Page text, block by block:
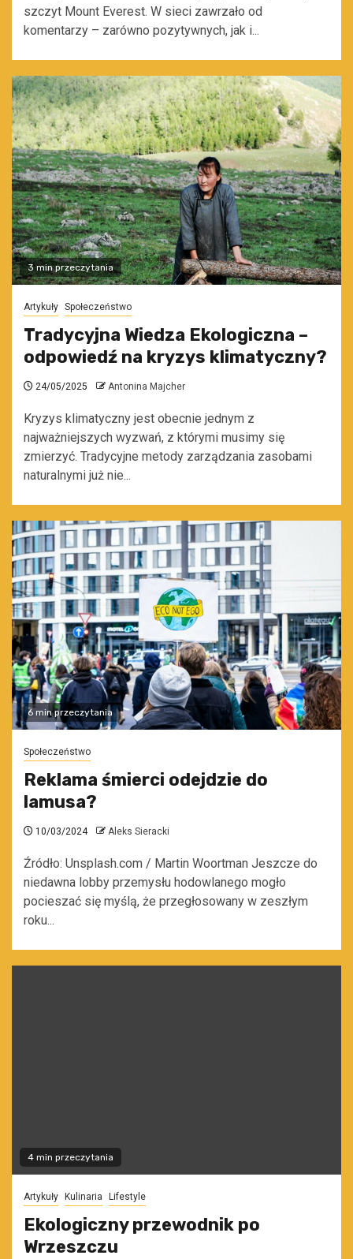
szczyt Mount Everest. W sieci zawrzało od
komentarzy – zarówno pozytywnych, jak i...
3 min przeczytania
Artykuły Społeczeństwo
Tradycyjna Wiedza Ekologiczna –
odpowiedź na kryzys klimatyczny?
24/05/2025 Antonina Majcher
Kryzys klimatyczny jest obecnie jednym z
najważniejszych wyzwań, z którymi musimy się
zmierzyć. Tradycyjne metody zarządzania zasobami
naturalnymi już nie...
6 min przeczytania
Społeczeństwo
Reklama śmierci odejdzie do
lamusa?
10/03/2024 Aleks Sieracki
Źródło: Unsplash.com / Martin Woortman Jeszcze do
niedawna lobby przemysłu hodowlanego mogło
pocieszać się myślą, że przegłosowany w zeszłym
roku...
4 min przeczytania
Artykuły Kulinaria Lifestyle
Ekologiczny przewodnik po
Wrzeszczu